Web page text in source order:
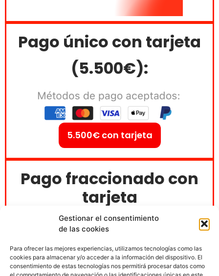
Gestionar el consentimiento
de las cookies
Para ofrecer las mejores experiencias, utilizamos tecnologías como las
cookies para almacenar y/o acceder a la información del dispositivo. El
consentimiento de estas tecnologías nos permitirá procesar datos como
Pago único con tarjeta
(5.500€):
5.500€ con tarjeta
Pago fraccionado con
tarjeta
(2.000€x3=6000)